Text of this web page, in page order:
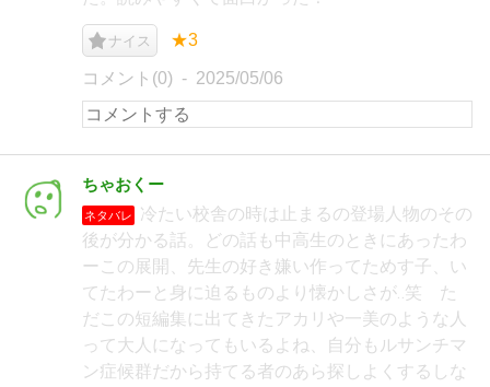
ナイス ★3
コメント(0) 2025/05/06
ちゃおくー
ネタバレ
冷たい校舎の時は止まるの登場人物のその
後が分かる話。どの話も中高生のときにあったわ
ーこの展開、先生の好き嫌い作ってためす子、い
てたわーと身に迫るものより懐かしさが‥笑 た
だこの短編集に出てきたアカリや一美のような人
って大人になってもいるよね、自分もルサンチマ
ン症候群だから持てる者のあら探しよくするしな